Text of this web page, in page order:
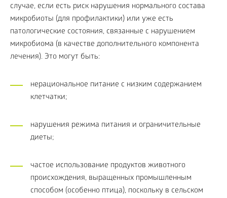
случае, если есть риск нарушения нормального состава
микробиоты (для профилактики) или уже есть
патологические состояния, связанные с нарушением
микробиома (в качестве дополнительного компонента
лечения). Это могут быть:
нерациональное питание с низким содержанием
клетчатки;
нарушения режима питания и ограничительные
диеты;
частое использование продуктов животного
происхождения, выращенных промышленным
способом (особенно птица), поскольку в сельском